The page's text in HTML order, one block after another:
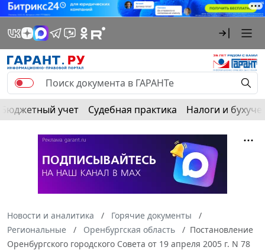
Бюджетный учет Судебная практика Налоги и
Новости и аналитика
Горячие документы
Региональные
Оренбургская область
Постановление
Оренбургского городского Совета от 19 апреля 2005 г. N 78